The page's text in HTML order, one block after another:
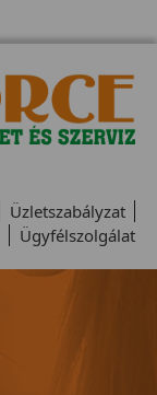
Üzletszabályzat
Ügyfélszolgálat